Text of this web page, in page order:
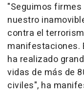
"Seguimos
nuestro
contra el
manifestaciones.
ha realizado
vidas de más de
civiles", ha